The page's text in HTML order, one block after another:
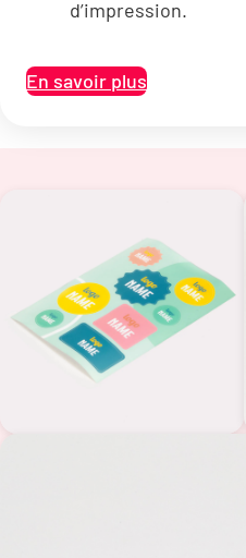
d’impression.
En savoir plus